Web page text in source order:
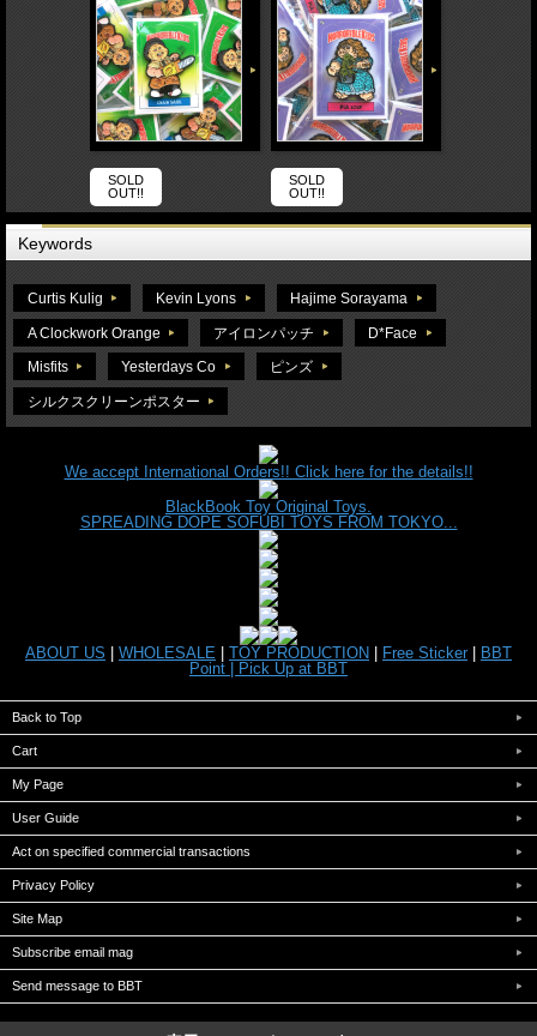
SOLD
OUT!!
SOLD
OUT!!
Keywords
Curtis Kulig Kevin Lyons Hajime Sorayama
A Clockwork Orange アイロンパッチ D*Face
Misfits Yesterdays Co ピンズ
シルクスクリーンポスター
We accept International Orders!! Click here for the details!!
BlackBook Toy Original Toys.
SPREADING DOPE SOFUBI TOYS FROM TOKYO...
ABOUT US WHOLESALE TOY PRODUCTION Free Sticker
BBT
Point |
Pick Up at BBT
Back to Top
Cart
My Page
User Guide
Act on specified commercial transactions
Privacy Policy
Site Map
Subscribe email mag
Send message to BBT